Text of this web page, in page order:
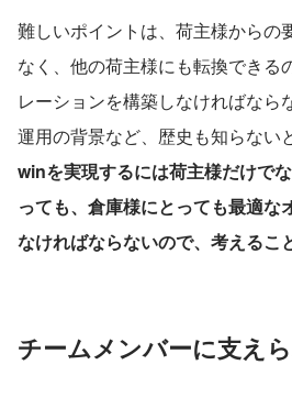
難しいポイントは、荷主様からの
なく、他の荷主様にも転換できる
レーションを構築しなければなら
運用の背景など、歴史も知らない
winを実現するには荷主様だけで
っても、倉庫様にとっても最適な
なければならないので、考えるこ
チームメンバーに支え